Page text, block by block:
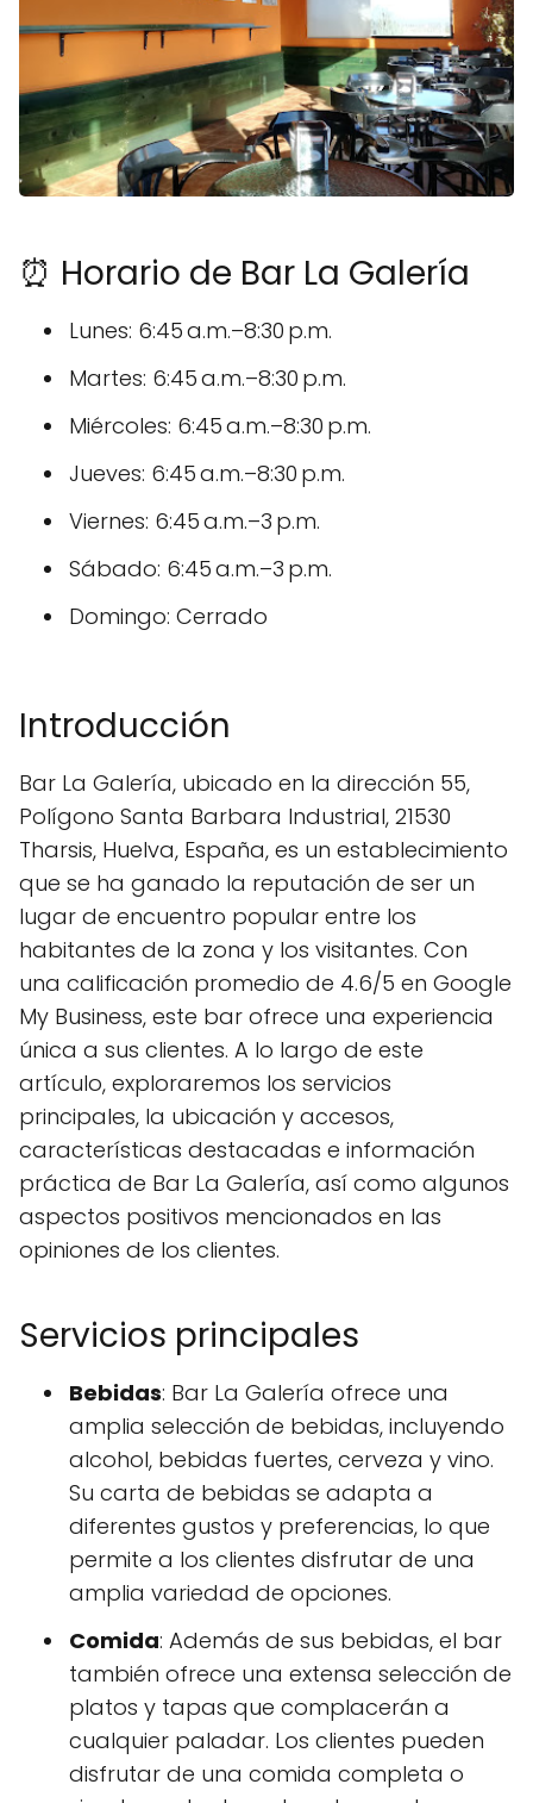
⏰ Horario de Bar La Galería
Lunes: 6:45 a.m.–8:30 p.m.
Martes: 6:45 a.m.–8:30 p.m.
Miércoles: 6:45 a.m.–8:30 p.m.
Jueves: 6:45 a.m.–8:30 p.m.
Viernes: 6:45 a.m.–3 p.m.
Sábado: 6:45 a.m.–3 p.m.
Domingo: Cerrado
Introducción
Bar La Galería, ubicado en la dirección 55,
Polígono Santa Barbara Industrial, 21530
Tharsis, Huelva, España, es un establecimiento
que se ha ganado la reputación de ser un
lugar de encuentro popular entre los
habitantes de la zona y los visitantes. Con
una calificación promedio de 4.6/5 en Google
My Business, este bar ofrece una experiencia
única a sus clientes. A lo largo de este
artículo, exploraremos los servicios
principales, la ubicación y accesos,
características destacadas e información
práctica de Bar La Galería, así como algunos
aspectos positivos mencionados en las
opiniones de los clientes.
Servicios principales
Bebidas: Bar La Galería ofrece una
amplia selección de bebidas, incluyendo
alcohol, bebidas fuertes, cerveza y vino.
Su carta de bebidas se adapta a
diferentes gustos y preferencias, lo que
permite a los clientes disfrutar de una
amplia variedad de opciones.
Comida: Además de sus bebidas, el bar
también ofrece una extensa selección de
platos y tapas que complacerán a
cualquier paladar. Los clientes pueden
disfrutar de una comida completa o